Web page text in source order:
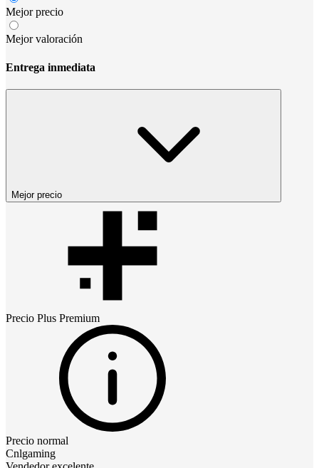
Mejor precio
Mejor valoración
Entrega inmediata
Mejor precio
Precio Plus Premium
Precio normal
Cnlgaming